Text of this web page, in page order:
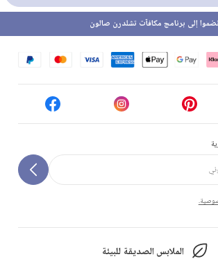
الملابس الصديقة للبيئة
إلى برنامج مكافآت تشلدرن صالون